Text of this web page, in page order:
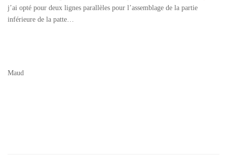
j’ai opté pour deux lignes parallèles pour l’assemblage de la partie
inférieure de la patte…
Maud